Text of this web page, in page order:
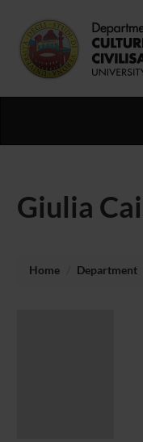
Giulia
Home Department